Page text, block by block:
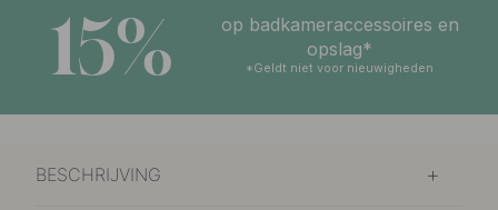
15%
op badkameraccessoires en
opslag*
*Geldt niet voor nieuwigheden
BESCHRIJVING